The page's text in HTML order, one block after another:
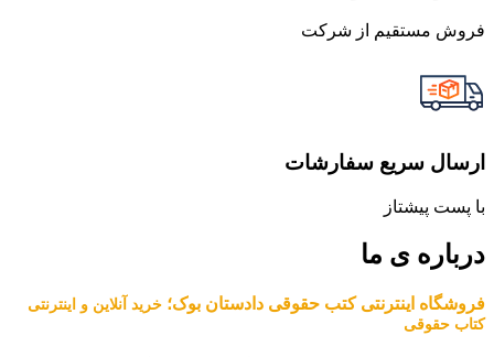
فروش مستقیم از شرکت
ارسال سریع سفارشات
با پست پیشتاز
درباره ی ما
فروشگاه اینترنتی کتب حقوقی دادستان بوک؛ خرید آنلاین و اینترنتی
کتاب حقوقی